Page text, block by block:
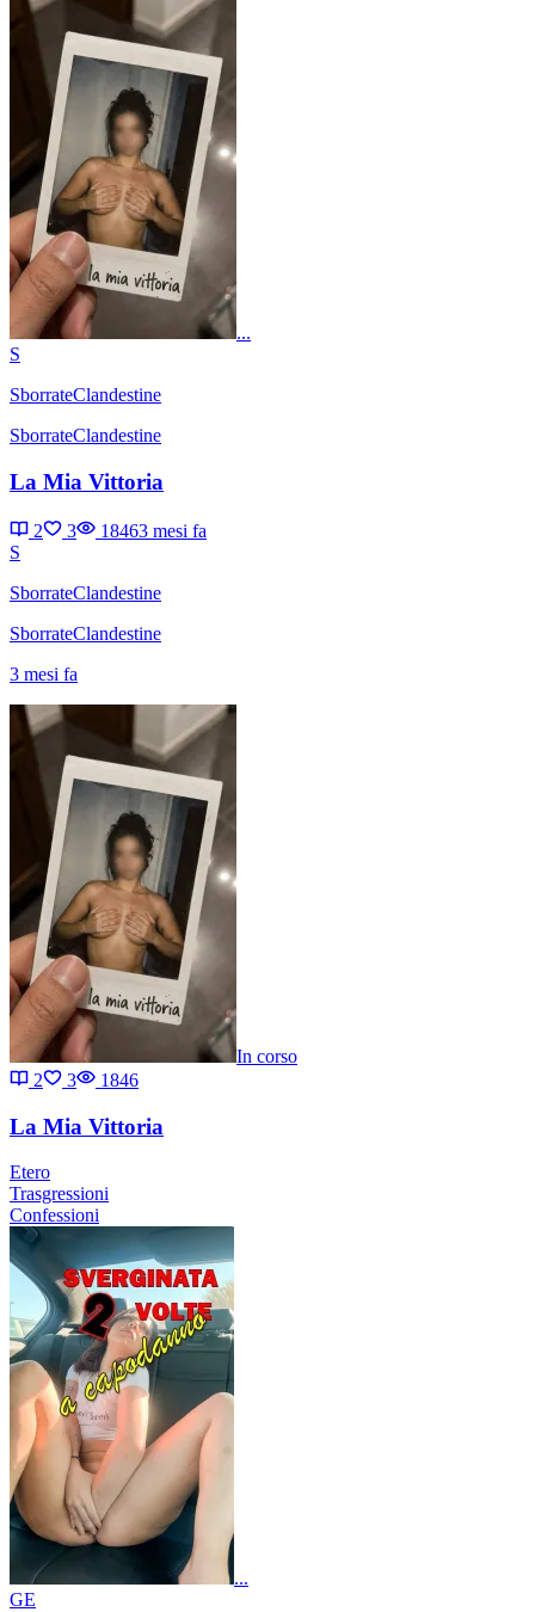
...
S
SborrateClandestine
SborrateClandestine
La Mia Vittoria
2 3 18463 mesi fa
S
SborrateClandestine
SborrateClandestine
3 mesi fa
In corso
2
3 1846
La Mia Vittoria
Etero
Trasgressioni
Confessioni
...
GE